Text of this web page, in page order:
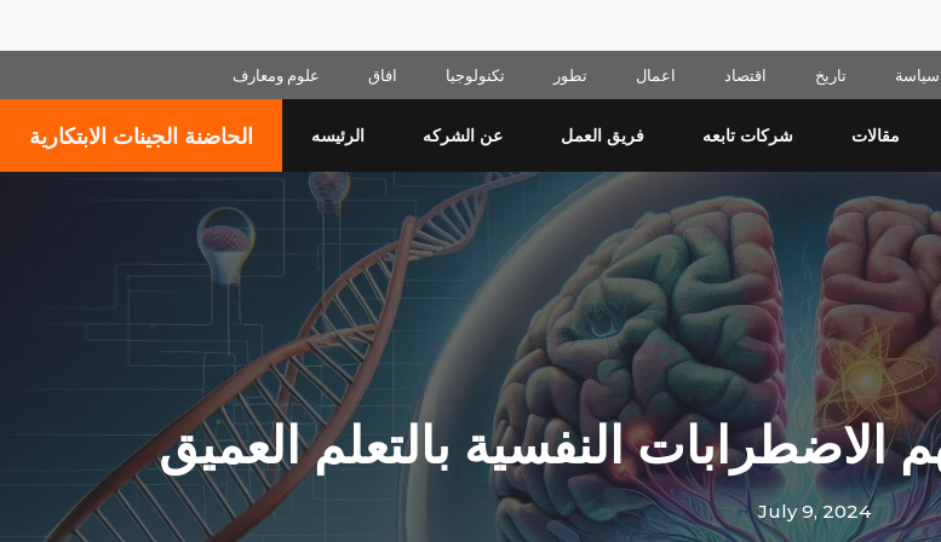
علوم ومعارف افاق تكنولوجيا تطور اعمال اقتصاد تاريخ سياسة
الحاضنة الجينات الابتكارية الرئيسه عن الشركه فريق العمل شركات تابعه مقالات
النفسية بالتعلم العميق
July 9, 2024